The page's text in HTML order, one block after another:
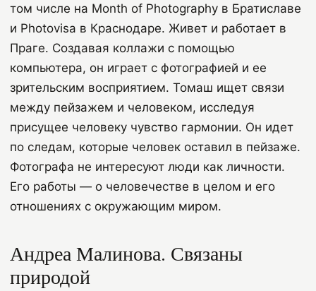
том числе на Month of Photography в Братиславе
и Photovisa в Краснодаре. Живет и работает в
Праге. Создавая коллажи с помощью
компьютера, он играет с фотографией и ее
зрительским восприятием. Томаш ищет связи
между пейзажем и человеком, исследуя
присущее человеку чувство гармонии. Он идет
по следам, которые человек оставил в пейзаже.
Фотографа не интересуют люди как личности.
Его работы — о человечестве в целом и его
отношениях с окружающим миром.
Андреа Малинова. Связаны
природой